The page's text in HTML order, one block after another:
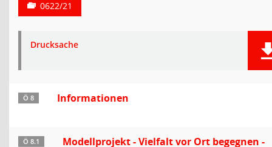
0622/21
Drucksache
Ö 8 Informationen
Ö 8.1
Modellprojekt - Vielfalt vor Ort begegnen -